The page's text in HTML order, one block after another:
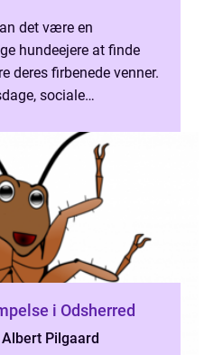
det være en
hundeejere at finde
deres firbenede venner.
sociale
i Odsherred
Albert Pilgaard